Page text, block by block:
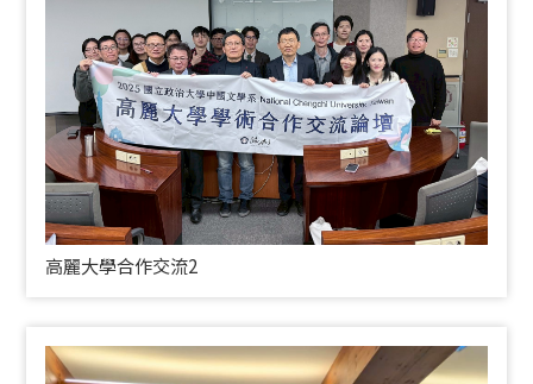
高麗大學合作交流2